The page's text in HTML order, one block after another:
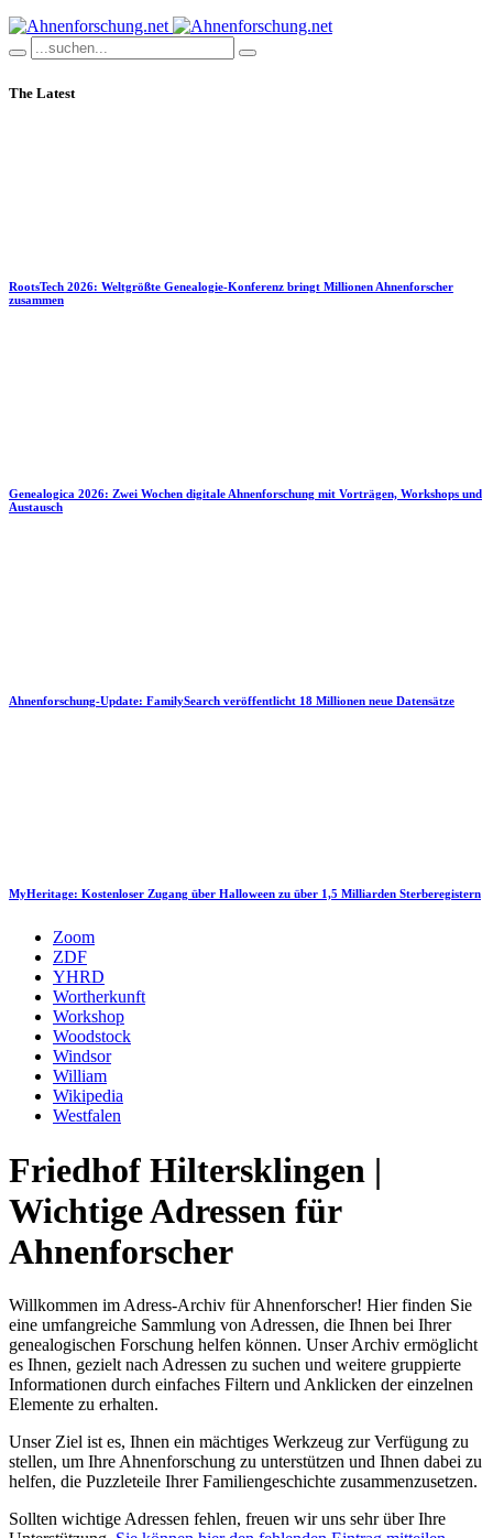
The Latest
RootsTech 2026: Weltgrößte Genealogie-Konferenz bringt Millionen Ahnenforscher
zusammen
Genealogica 2026: Zwei Wochen digitale Ahnenforschung mit Vorträgen, Workshops und
Austausch
Ahnenforschung-Update: FamilySearch veröffentlicht 18 Millionen neue Datensätze
MyHeritage: Kostenloser Zugang über Halloween zu über 1,5 Milliarden Sterberegistern
Zoom
ZDF
YHRD
Wortherkunft
Workshop
Woodstock
Windsor
William
Wikipedia
Westfalen
Friedhof Hiltersklingen |
Wichtige Adressen für
Ahnenforscher
Willkommen im Adress-Archiv für Ahnenforscher! Hier finden Sie
eine umfangreiche Sammlung von Adressen, die Ihnen bei Ihrer
genealogischen Forschung helfen können. Unser Archiv ermöglicht
es Ihnen, gezielt nach Adressen zu suchen und weitere gruppierte
Informationen durch einfaches Filtern und Anklicken der einzelnen
Elemente zu erhalten.
Unser Ziel ist es, Ihnen ein mächtiges Werkzeug zur Verfügung zu
stellen, um Ihre Ahnenforschung zu unterstützen und Ihnen dabei zu
helfen, die Puzzleteile Ihrer Familiengeschichte zusammenzusetzen.
Sollten wichtige Adressen fehlen, freuen wir uns sehr über Ihre